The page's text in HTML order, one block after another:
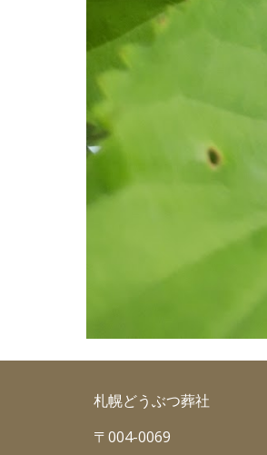
札幌どうぶつ葬社
〒004-0069